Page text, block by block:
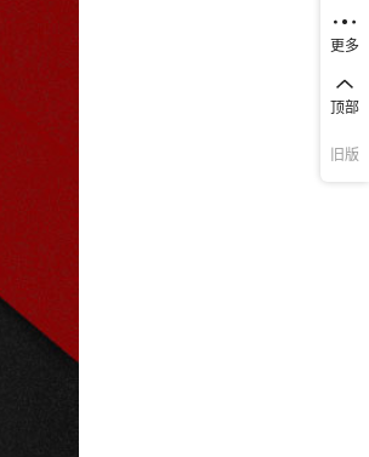
更多
顶部
旧版